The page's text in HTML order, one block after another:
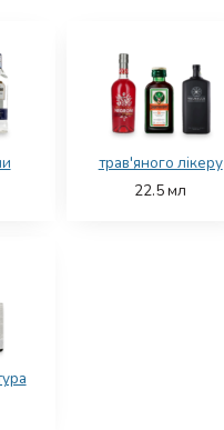
трав'яного лікеру
22.5мл